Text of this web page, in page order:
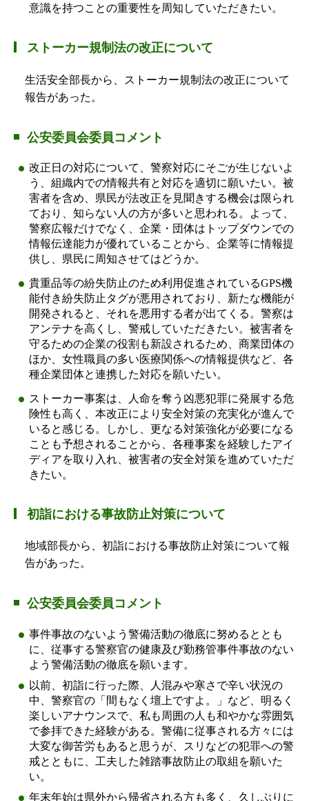
意識を持つことの重要性を周知していただきたい。
ストーカー規制法の改正について
生活安全部長から、ストーカー規制法の改正について
報告があった。
公安委員会委員コメント
改正日の対応について、警察対応にそごが生じないよ
う、組織内での情報共有と対応を適切に願いたい。被
害者を含め、県民が法改正を見聞きする機会は限られ
ており、知らない人の方が多いと思われる。よって、
警察広報だけでなく、企業・団体はトップダウンでの
情報伝達能力が優れていることから、企業等に情報提
供し、県民に周知させてはどうか。
貴重品等の紛失防止のため利用促進されているGPS機
能付き紛失防止タグが悪用されており、新たな機能が
開発されると、それを悪用する者が出てくる。警察は
アンテナを高くし、警戒していただきたい。被害者を
守るための企業の役割も新設されるため、商業団体の
ほか、女性職員の多い医療関係への情報提供など、各
種企業団体と連携した対応を願いたい。
ストーカー事案は、人命を奪う凶悪犯罪に発展する危
険性も高く、本改正により安全対策の充実化が進んで
いると感じる。しかし、更なる対策強化が必要になる
ことも予想されることから、各種事案を経験したアイ
ディアを取り入れ、被害者の安全対策を進めていただ
きたい。
初詣における事故防止対策について
地域部長から、初詣における事故防止対策について報
告があった。
公安委員会委員コメント
事件事故のないよう警備活動の徹底に努めるととも
に、従事する警察官の健康及び勤務管事件事故のない
よう警備活動の徹底を願います。
以前、初詣に行った際、人混みや寒さで辛い状況の
中、警察官の「間もなく壇上ですよ。」など、明るく
楽しいアナウンスで、私も周囲の人も和やかな雰囲気
で参拝できた経験がある。警備に従事される方々には
大変な御苦労もあると思うが、スリなどの犯罪への警
戒とともに、工夫した雑踏事故防止の取組を願いた
い。
年末年始は県外から帰省される方も多く、久しぶりに